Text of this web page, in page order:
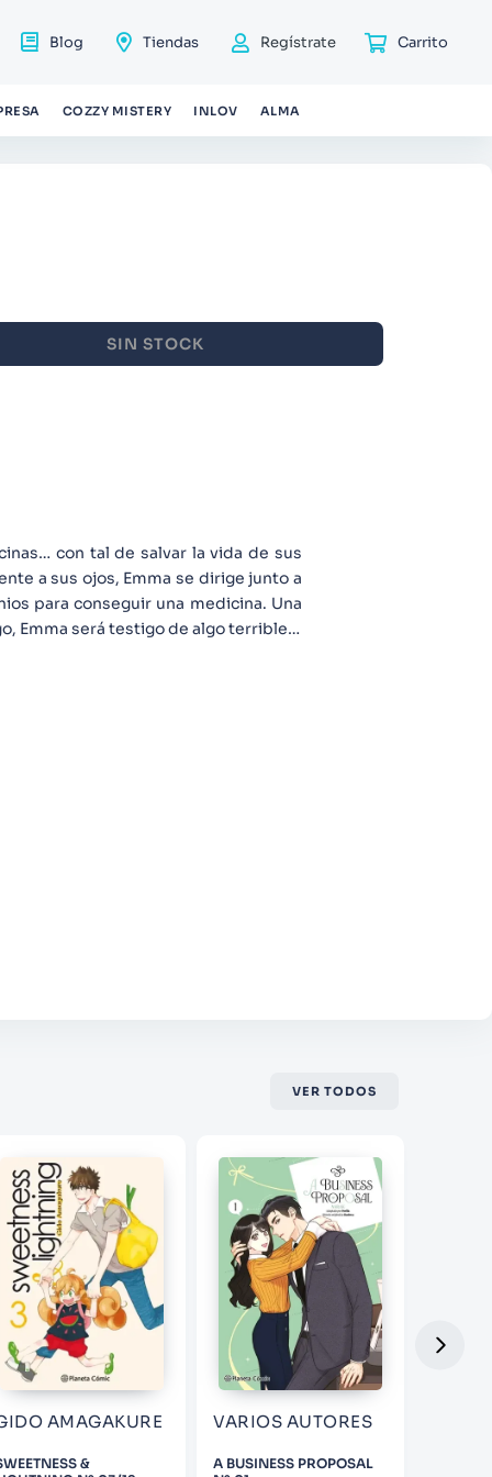
Blog Tiendas Regístrate
COZZY MISTERY INLOV ALMA
SIN STOCK
con tal de salvar la vida de sus
a sus ojos, Emma se dirige junto a
para conseguir una medicina. Una
Emma será testigo de algo terrible…
VER TODOS
AMAGAKURE
&
VARIOS AUTORES
A BUSINESS PROPOSAL